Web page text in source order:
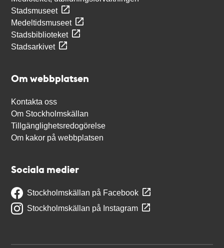
Stadsmuseet
Medeltidsmuseet
Stadsbiblioteket
Stadsarkivet
Om webbplatsen
Kontakta oss
Om Stockholmskällan
Tillgänglighetsredogörelse
Om kakor på webbplatsen
Sociala medier
Stockholmskällan på Facebook
Stockholmskällan på Instagram